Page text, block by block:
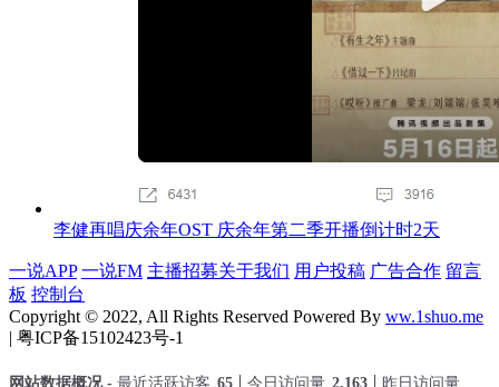
李健再唱庆余年OST 庆余年第二季开播倒计时2天
一说APP 一说FM 主播招募关于我们 用户投稿 广告合作 留言
板 控制台
Copyright © 2022, All Rights Reserved Powered By ww.1shuo.me
| 粤ICP备15102423号-1
网站数据概况 - 最近活跃访客 65 今日访问量 2,163 昨日访问量